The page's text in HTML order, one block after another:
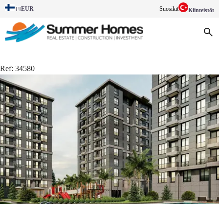
FIEUR Suosikit Kiinteistöt
Ref: 34580